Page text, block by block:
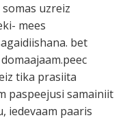
uzreiz
mees
bet
tika prasiita
paspeejusi samainiit
iedevaam paaris